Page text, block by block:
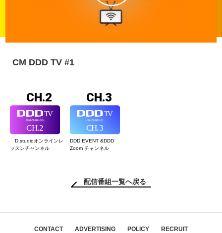
CM DDD TV #1
CH.2
D.studioオンラインレ
ッスンチャンネル
CH.3
DDD EVENT &DDD
Zoom チャンネル
配信番組一覧へ戻る
CONTACT ADVERTISING POLICY RECRUIT